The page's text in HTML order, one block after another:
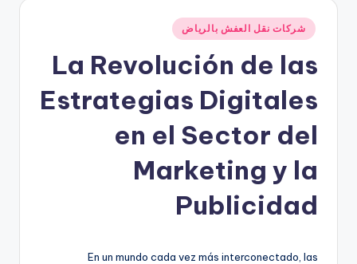
ريال
نُشر
في
شركات نقل العفش بالرياض
La Revolución de las
Estrategias Digitales
en el Sector del
Marketing y la
Publicidad
En un mundo cada vez más interconectado, las